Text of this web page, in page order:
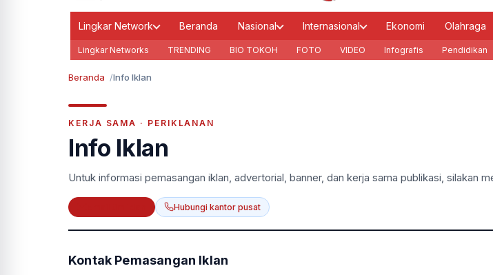
Lingkar Network Beranda Nasional Internasional Ekonomi Olahraga
Lingkar Networks TRENDING BIO TOKOH FOTO VIDEO Infografis Pendidikan
Beranda Info Iklan
KERJA SAMA · PERIKLANAN
Info Iklan
Untuk informasi pemasangan iklan, advertorial, banner, dan kerja sama publikasi, silakan
Hubungi kantor pusat
Kontak Pemasangan Iklan